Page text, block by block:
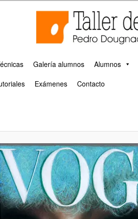
taller de arte
Galería alumnos
Alumnos
Exámenes Contacto